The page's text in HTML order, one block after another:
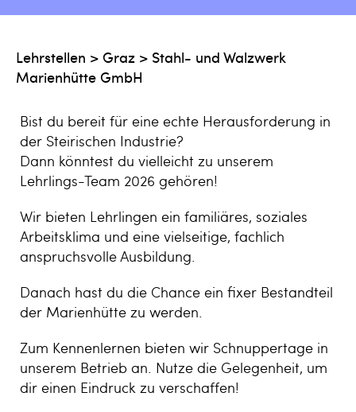
Lehrstellen > Graz > Stahl- und Walzwerk
Marienhütte GmbH
Bist du bereit für eine echte Herausforderung in
der Steirischen Industrie?
Dann könntest du vielleicht zu unserem
Lehrlings-Team 2026 gehören!
Wir bieten Lehrlingen ein familiäres, soziales
Arbeitsklima und eine vielseitige, fachlich
anspruchsvolle Ausbildung.
Danach hast du die Chance ein fixer Bestandteil
der Marienhütte zu werden.
Zum Kennenlernen bieten wir Schnuppertage in
unserem Betrieb an. Nutze die Gelegenheit, um
dir einen Eindruck zu verschaffen!